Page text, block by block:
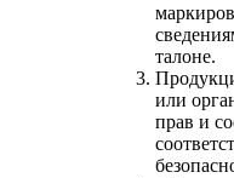
талоне.
или
прав и